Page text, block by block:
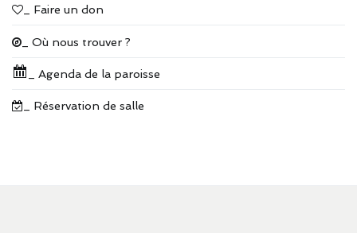
_ Faire un don
_ Où nous trouver ?
_ Agenda de la paroisse
_ Réservation de salle